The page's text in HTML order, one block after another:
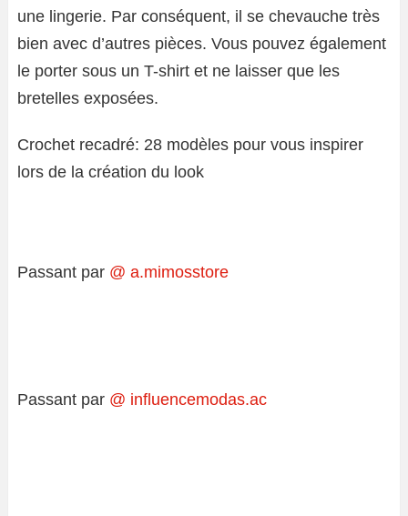
une lingerie. Par conséquent, il se chevauche très
bien avec d’autres pièces. Vous pouvez également
le porter sous un T-shirt et ne laisser que les
bretelles exposées.
Crochet recadré: 28 modèles pour vous inspirer
lors de la création du look
Passant par @ a.mimosstore
Passant par @ influencemodas.ac